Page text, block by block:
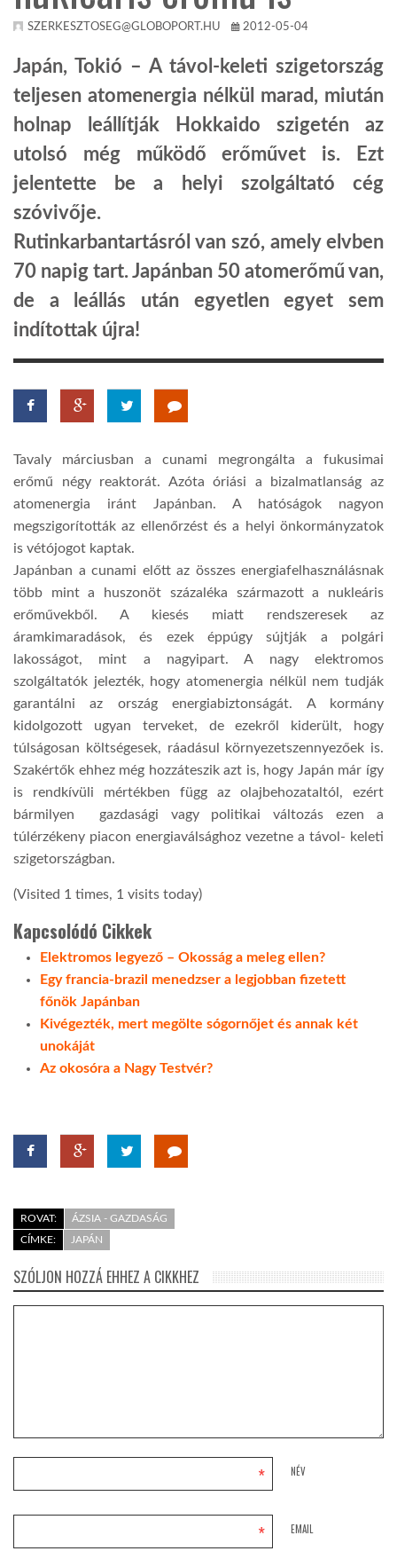
TROPICALMAGAZIN
GLOBOTV
AFRIKA TUDÁSTÁR
A NAP SZÉPE
LINKTR.EE
GLOBOZSARU
LATIMO.HU
GLOBOBOOK
SZERKESZTOSEG@GLOBOPORT.HU 2012-05-04
Japán, Tokió – A távol-keleti szigetország
teljesen atomenergia nélkül marad, miután
holnap leállítják Hokkaido szigetén az
utolsó még működő erőművet is. Ezt
jelentette be a helyi szolgáltató cég
szóvivője.
Rutinkarbantartásról van szó, amely elvben
70 napig tart. Japánban 50 atomerőmű van,
de a leállás után egyetlen egyet sem
indítottak újra!
Tavaly márciusban a cunami megrongálta a fukusimai
erőmű négy reaktorát. Azóta óriási a bizalmatlanság az
atomenergia iránt Japánban. A hatóságok nagyon
megszigorították az ellenőrzést és a helyi önkormányzatok
is vétójogot kaptak.
Japánban a cunami előtt az összes energiafelhasználásnak
több mint a huszonöt százaléka származott a nukleáris
erőművekből. A kiesés miatt rendszeresek az
áramkimaradások, és ezek éppúgy sújtják a polgári
lakosságot, mint a nagyipart. A nagy elektromos
szolgáltatók jelezték, hogy atomenergia nélkül nem tudják
garantálni az ország energiabiztonságát. A kormány
kidolgozott ugyan terveket, de ezekről kiderült, hogy
túlságosan költségesek, ráadásul környezetszennyezőek is.
Szakértők ehhez még hozzáteszik azt is, hogy Japán már így
is rendkívüli mértékben függ az olajbehozataltól, ezért
bármilyen gazdasági vagy politikai változás ezen a
túlérzékeny piacon energiaválsághoz vezetne a távol- keleti
szigetországban.
(Visited 1 times, 1 visits today)
Kapcsolódó Cikkek
Elektromos legyező – Okosság a meleg ellen?
Egy francia-brazil menedzser a legjobban fizetett
főnök Japánban
Kivégezték, mert megölte sógornőjet és annak két
unokáját
Az okosóra a Nagy Testvér?
ROVAT:
ÁZSIA - GAZDASÁG
CÍMKE:
JAPÁN
SZÓLJON HOZZÁ EHHEZ A CIKKHEZ
NÉV
*
EMAIL
*